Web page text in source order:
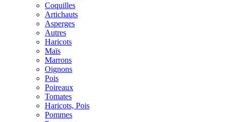
Coquilles
Artichauts
Asperges
Autres
Haricots
Maïs
Marrons
Oignons
Pois
Poireaux
Tomates
Haricots, Pois
Pommes